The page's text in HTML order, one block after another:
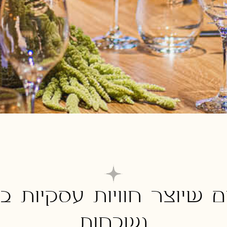
שיוצר חוויות עסקיות